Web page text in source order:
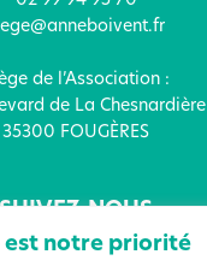
est notre priorité
de l’Association :
de La Chesnardière
35300 FOUGÈRES
SUIVEZ-NOUS